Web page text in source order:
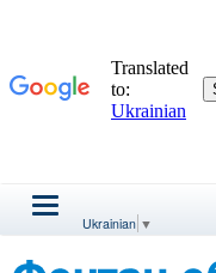
Ukrainian ▼